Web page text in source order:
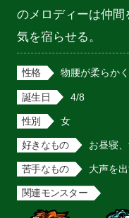
のメロディーは仲間
気を宿らせる。
性格 物腰が柔らか
誕生日 4/8
性別 女
好きなもの お昼寝
苦手なもの 大声を
関連モンスター